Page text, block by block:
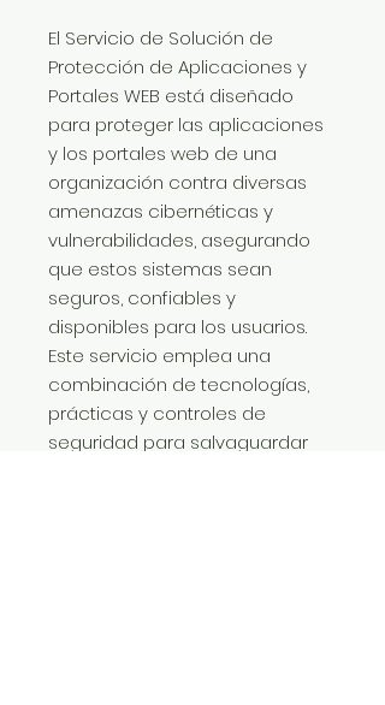
El Servicio de Solución de
Protección de Aplicaciones y
Portales WEB está diseñado
para proteger las aplicaciones
y los portales web de una
organización contra diversas
amenazas cibernéticas y
vulnerabilidades, asegurando
que estos sistemas sean
seguros, confiables y
disponibles para los usuarios.
Este servicio emplea una
combinación de tecnologías,
prácticas y controles de
seguridad para salvaguardar